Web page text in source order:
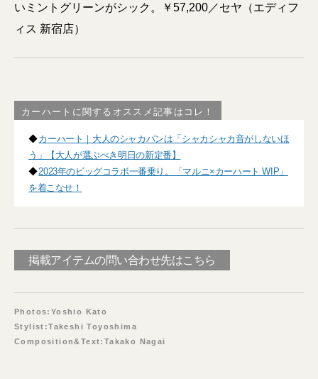
いミントグリーンがシック。￥57,200／セヤ（エディフ
ィス 新宿店）
カーハートに関するオススメ記事はコレ！
◆カーハート｜大人のシャカパンは「シャカシャカ音がしないほ
う」【大人が選ぶべき明日の新定番】
◆2023年のビッグコラボ一番乗り。「マルニ×カーハート WIP」
を着こなせ！
掲載アイテムの問い合わせ先はこちら
Photos:Yoshio Kato
Stylist:Takeshi Toyoshima
Composition&Text:Takako Nagai